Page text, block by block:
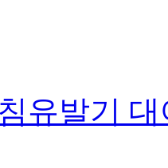
유발기